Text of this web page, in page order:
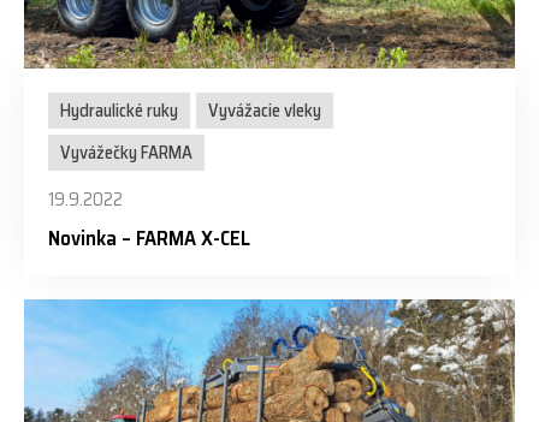
Hydraulické ruky
Vyvážacie vleky
Vyvážečky FARMA
19.9.2022
Novinka – FARMA X-CEL